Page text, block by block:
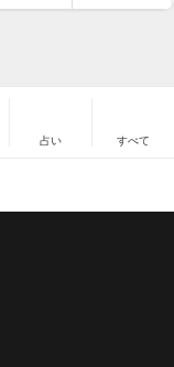
占い すべて